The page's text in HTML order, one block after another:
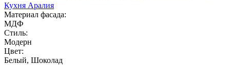
Кухня Аралия
Материал фасада:
МДФ
Стиль:
Модерн
Цвет:
Белый, Шоколад